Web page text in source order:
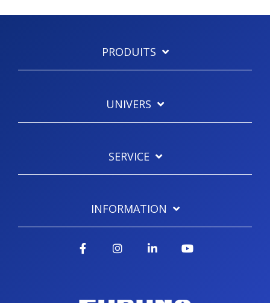
PRODUITS
UNIVERS
SERVICE
INFORMATION
FacebookInstagram
LinkedIn